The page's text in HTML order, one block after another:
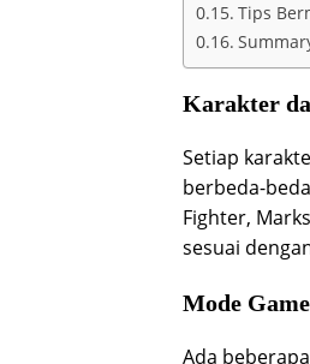
Tips
Karakter
Setiap
berbeda-
Fighter,
sesuai
Mode
Ada